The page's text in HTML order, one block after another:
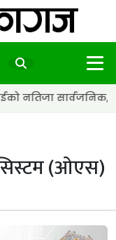
सार्वजनिक, ६५.९८ प्रतिशत
(ओएस)